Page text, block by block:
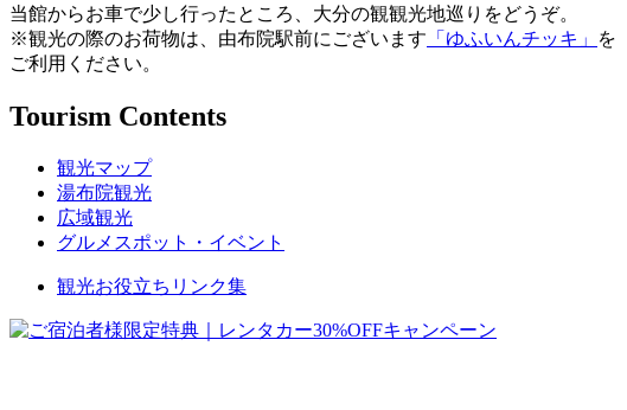
当館からお車で少し行ったところ、大分の観観光地巡りをどうぞ。
※観光の際のお荷物は、由布院駅前にございます 「ゆふいんチッキ」
を
ご利用ください。
Tourism Contents
観光マップ
湯布院観光
広域観光
グルメスポット・イベント
観光お役立ちリンク集